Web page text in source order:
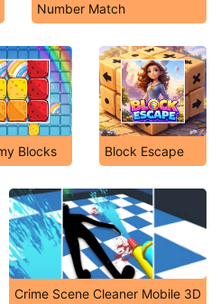
Number Match
Blocks Block Escape
Crime Scene Cleaner Mobile 3D